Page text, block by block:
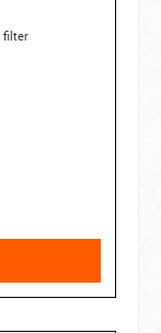
filter